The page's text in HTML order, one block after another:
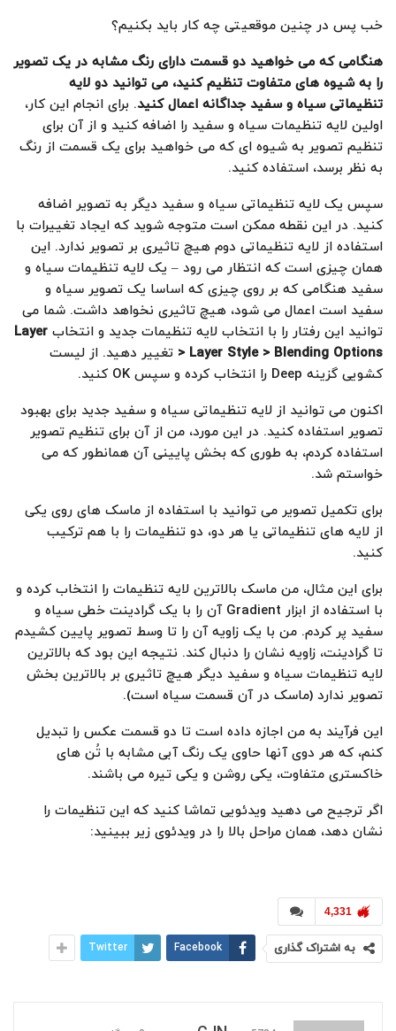
خب پس در چنین موقعیتی چه کار باید بکنیم؟
هنگامی که می خواهید دو قسمت دارای رنگ مشابه در یک تصویر
را به شیوه های متفاوت تنظیم کنید، می توانید دو لایه
تنظیماتی سیاه و سفید جداگانه اعمال کنید. برای انجام این کار،
اولین لایه تنظیمات سیاه و سفید را اضافه کنید و از آن برای
تنظیم تصویر به شیوه ای که می خواهید برای یک قسمت از رنگ
به نظر برسد، استفاده کنید.
سپس یک لایه تنظیماتی سیاه و سفید دیگر به تصویر اضافه
کنید. در این نقطه ممکن است متوجه شوید که ایجاد تغییرات با
استفاده از لایه تنظیماتی دوم هیچ تاثیری بر تصویر ندارد. این
همان چیزی است که انتظار می رود – یک لایه تنظیمات سیاه و
سفید هنگامی که بر روی چیزی که اساسا یک تصویر سیاه و
سفید است اعمال می شود، هیچ تاثیری نخواهد داشت. شما می
توانید این رفتار را با انتخاب لایه تنظیمات جدید و انتخاب Layer
> Layer Style > Blending Options تغییر دهید. از لیست
کشویی گزینه Deep را انتخاب کرده و سپس OK کنید.
اکنون می توانید از لایه تنظیماتی سیاه و سفید جدید برای بهبود
تصویر استفاده کنید. در این مورد، من از آن برای تنظیم تصویر
استفاده کردم، به طوری که بخش پایینی آن همانطور که می
خواستم شد.
برای تکمیل تصویر می توانید با استفاده از ماسک های روی یکی
از لایه های تنظیماتی یا هر دو، دو تنظیمات را با هم ترکیب
کنید.
برای این مثال، من ماسک بالاترین لایه تنظیمات را انتخاب کرده و
با استفاده از ابزار Gradient آن را با یک گرادینت خطی سیاه و
سفید پر کردم. من با یک زاویه آن را تا وسط تصویر پایین کشیدم
تا گرادینت، زاویه نشان را دنبال کند. نتیجه این بود که بالاترین
لایه تنظیمات سیاه و سفید دیگر هیچ تاثیری بر بالاترین بخش
تصویر ندارد (ماسک در آن قسمت سیاه است).
این فرآیند به من اجازه داده است تا دو قسمت عکس را تبدیل
کنم، که هر دوی آنها حاوی یک رنگ آبی مشابه با تُن های
خاکستری متفاوت، یکی روشن و یکی تیره می باشند.
اگر ترجیح می دهید ویدئویی تماشا کنید که این تنظیمات را
نشان دهد، همان مراحل بالا را در ویدئوی زیر ببینید:
4,331
به اشتراک گذاری Facebook
Twitter